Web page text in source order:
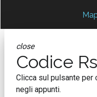
close
Codice
Clicca sul pulsante per
negli appunti.